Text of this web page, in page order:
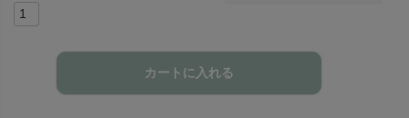
カートに入れる